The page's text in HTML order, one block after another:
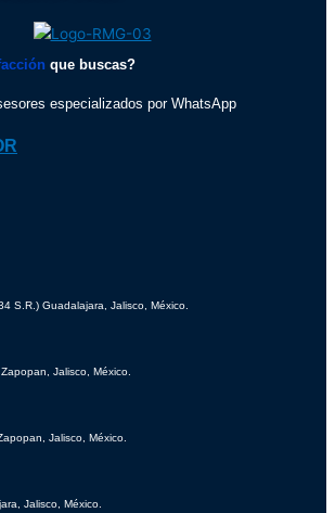
que buscas?
especializados por WhatsApp
S.R.) Guadalajara, Jalisco, México.
Jalisco, México.
Jalisco, México.
Jalisco, México.